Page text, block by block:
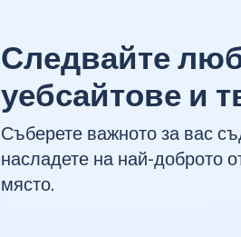
Следвайте
уебсайтове и
Съберете важното за вас
насладете на най-доброто
място.